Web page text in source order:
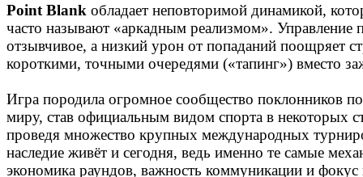
Point Blank обладает неповторимой динамикой,
часто называют «аркадным реализмом». Управление
отзывчивое, а низкий урон от попаданий поощряет
короткими, точными очередями («тапинг») вместо
Игра породила огромное сообщество поклонников
миру, став официальным видом спорта в некоторых
проведя множество крупных международных
наследие живёт и сегодня, ведь именно те самые
экономика раундов, важность коммуникации и фокус